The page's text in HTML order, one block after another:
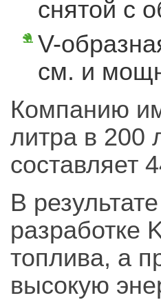
снятой с
V-
см. и
Компанию
литра в 200
составляет
В
разработке
топлива, а
высокую